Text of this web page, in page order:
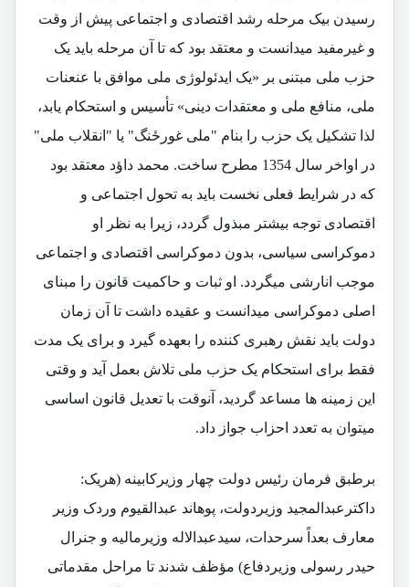
رسیدن بیک مرحله رشد اقتصادی و اجتماعی پیش از وقت
و غیرمفید میدانست و معتقد بود که تا آن مرحله باید یک
حزب ملی مبتنی بر «یک ایدئولوژی ملی موافق با عنعنات
ملی، منافع ملی و معتقدات دینی» تأسیس و استحکام یابد،
لذا تشکیل یک حزب را بنام "ملی غورځنگ" یا "انقلاب ملی"
در اواخر سال 1354 مطرح ساخت. محمد داؤد معتقد بود
که در شرایط فعلی نخست باید به تحول اجتماعی و
اقتصادی توجه بیشتر مبذول گردد، زیرا به نظر او
دموکراسی سیاسی، بدون دموکراسی اقتصادی و اجتماعی
موجب انارشی میگردد. او ثبات و حاکمیت قانون را مبنای
اصلی دموکراسی میدانست و عقیده داشت تا آن زمان
دولت باید نقش رهبری کننده را بعهده گیرد و برای یک مدت
فقط برای استحکام یک حزب ملی تلاش بعمل آید و وقتی
این زمینه ها مساعد گردید، آنوقت با تعدیل قانون اساسی
میتوان به تعدد احزاب جواز داد.
برطبق فرمان رئیس دولت چهار وزیرکابینه (هریک:
داکترعبدالمجید وزیردولت، پوهاند عبدالقیوم وردک وزیر
معارف بعداً سرحدات، سیدعبدالاله وزیرمالیه و جنرال
حیدر رسولی وزیردفاع) مؤظف شدند تا مراحل مقدماتی